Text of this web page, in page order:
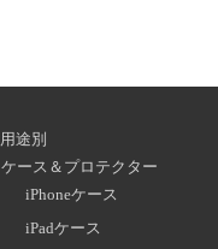
用途別
ケース＆プロテクター
iPhoneケース
iPadケース